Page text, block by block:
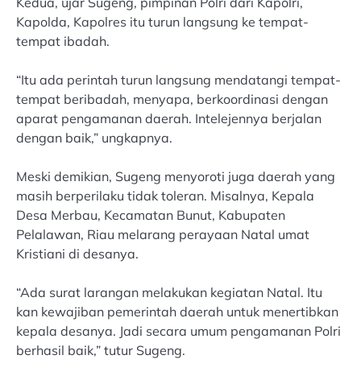
Kapolda, Kapolres itu turun langsung ke tempat-
tempat ibadah.
“Itu ada perintah turun langsung mendatangi tempat-
tempat beribadah, menyapa, berkoordinasi dengan
aparat pengamanan daerah. Intelejennya berjalan
dengan baik,” ungkapnya.
Meski demikian, Sugeng menyoroti juga daerah yang
masih berperilaku tidak toleran. Misalnya, Kepala
Desa Merbau, Kecamatan Bunut, Kabupaten
Pelalawan, Riau melarang perayaan Natal umat
Kristiani di desanya.
“Ada surat larangan melakukan kegiatan Natal. Itu
kan kewajiban pemerintah daerah untuk menertibkan
kepala desanya. Jadi secara umum pengamanan Polri
berhasil baik,” tutur Sugeng.